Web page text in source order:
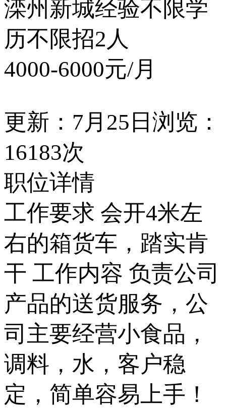
滦州新城经验不限学
历不限招2人
4000-6000元/月
更新：7月25日 浏览：
16183次
职位详情
工作要求 会开4米左
右的箱货车，踏实肯
干 工作内容 负责公司
产品的送货服务，公
司主要经营小食品，
调料，水，客户稳
定，简单容易上手！